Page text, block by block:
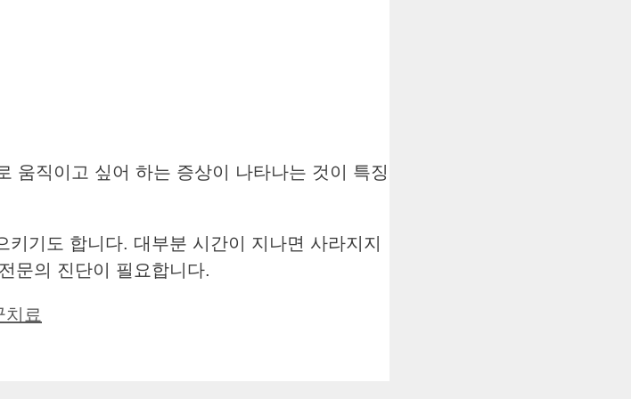
움직이고 싶어 하는 증상이 나타나는 것이 특징
기도 합니다. 대부분 시간이 지나면 사라지지
문의 진단이 필요합니다.
치료